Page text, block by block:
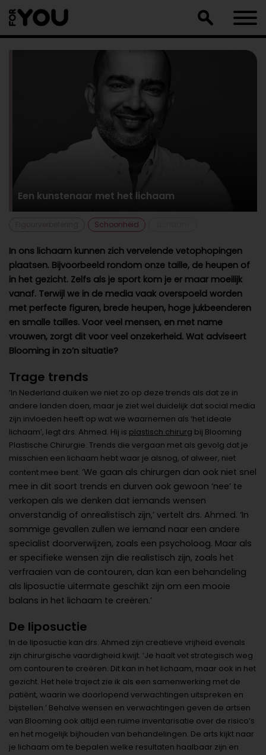
naar
artikel
Een kunstenaar met het lichaam
Schoonheid
In ons lichaam kunnen zich vervelende vetophopingen
plaatsen. Bijvoorbeeld rondom onze taille, de heupen of
in het gezicht. Zelfs als je sport kom je er maar moeilijk
vanaf. Terwijl we in de media vaak overspoeld worden
met perfecte figuren, brede heupen, hoge jukbeenderen
en smalle tailles. Voor veel mensen, en met name
vrouwen, zorgt dit voor veel onzekerheid. Wat adviseert
Blooming in zo’n situatie?
Trage trends
‘In Nederland duiken we niet zo op deze trends als dat ze in
andere landen doen, maar je ziet wel duidelijk dat social media
zijn invloeden heeft op wat we waarnemen als ‘het ideale
lichaam’, legt drs. Ahmed. Hij is plastisch chirurg bij Blooming
Plastische Chirurgie. Trends die vergaan met als gevolg dat je
misschien een lichaam hebt waar je alsnog, of alweer, niet
content mee bent. ‘We gaan als chirurgen dan ook niet snel
mee in dit soort trends en durven ook gewoon ‘nee’ te
verkopen als we denken dat iemands wensen
onverstandig of onrealistisch zijn,’ vertelt drs. Ahmed. ‘In
sommige gevallen zullen we iemand naar een andere
specialist doorverwijzen, zoals een psycholoog. Maar als
er specifieke wensen zijn die realistisch zijn, zoals het
verfraaien van de contouren, dan kan een behandeling
als liposuctie uitermate geschikt zijn om een mooie
balans in het lichaam te creëren.’
De liposuctie
In de liposuctie kan drs. Ahmed zijn creatieve vrijheid evenals
zijn chirurgische vaardigheid kwijt. ‘Je haalt vet strategisch weg
om contouren te creëren. Dit kan in het lichaam, maar ook in het
gezicht. Het hele traject zie ik als een samenwerking met de
patiënt, waarin we doorlopend verwachtingen uitspreken en
bijstellen.’ Behalve wensen en verwachtingen geven de artsen
van Blooming ook altijd een ruime inventarisatie over de risico’s
en het mogelijk bijhouden van behandelingen. De arts kijkt naar
je lichaam om te bepalen welke resultaten haalbaar zijn en